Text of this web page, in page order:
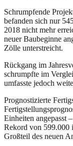
Schrumpfende
befanden sich nur
2018 nicht mehr
neuer Baubeginne
Zölle unterstreicht.
Rückgang im
schrumpfte im
umfasste jedoch
Prognostizierte
Einheiten angepasst
Rekord von 599.000
Großteil des neuen